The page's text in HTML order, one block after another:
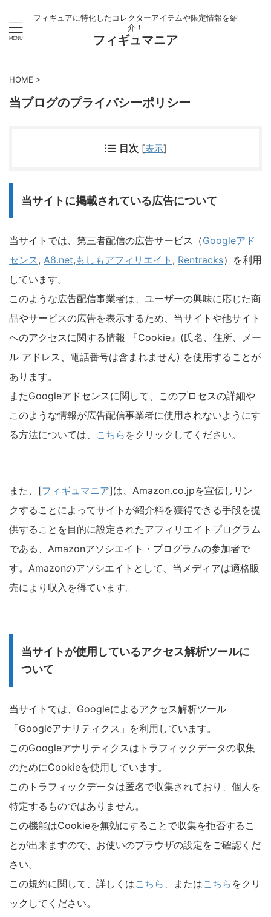
フィギュアに特化したコレクターアイテムや限定情報を紹
介！
フィギュマニア
HOME >
当ブログのプライバシーポリシー
目次 [表示]
当サイトに掲載されている広告について
当サイトでは、第三者配信の広告サービス（Googleアド
センス, A8.net, もしもアフィリエイト , Rentracks）を利用
しています。
このような広告配信事業者は、ユーザーの興味に応じた商
品やサービスの広告を表示するため、当サイトや他サイト
へのアクセスに関する情報 『Cookie』(氏名、住所、メー
ル アドレス、電話番号は含まれません) を使用することが
あります。
またGoogleアドセンスに関して、このプロセスの詳細や
このような情報が広告配信事業者に使用されないようにす
る方法については、 こちら をクリックしてください。
また、[フィギュマニア]は、Amazon.co.jpを宣伝しリン
クすることによってサイトが紹介料を獲得できる手段を提
供することを目的に設定されたアフィリエイトプログラム
である、Amazonアソシエイト・プログラムの参加者で
す。Amazonのアソシエイトとして、当メディアは適格販
売により収入を得ています。
当サイトが使用しているアクセス解析ツールに
ついて
当サイトでは、Googleによるアクセス解析ツール
「Googleアナリティクス」を利用しています。
このGoogleアナリティクスはトラフィックデータの収集
のためにCookieを使用しています。
このトラフィックデータは匿名で収集されており、個人を
特定するものではありません。
この機能はCookieを無効にすることで収集を拒否するこ
とが出来ますので、お使いのブラウザの設定をご確認くだ
さい。
この規約に関して、詳しくはこちら 、またはこちら をクリ
ックしてください。